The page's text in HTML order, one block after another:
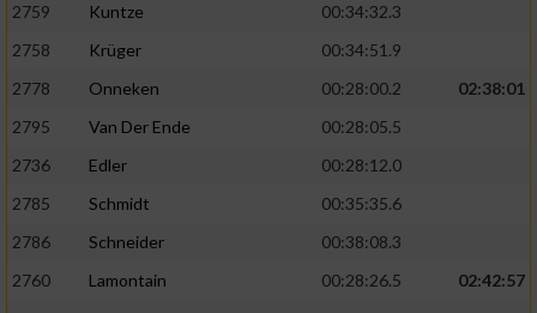
2759
Kuntze
00:34:32.3
2758
Krüger
00:34:51.9
2778
Onneken 00:28:00.2
02:38:01
2795
Van Der Ende
00:28:05.5
2736
Edler
00:28:12.0
2785
Schmidt
00:35:35.6
2786
Schneider
00:38:08.3
2760
Lamontain 00:28:26.5
02:42:57